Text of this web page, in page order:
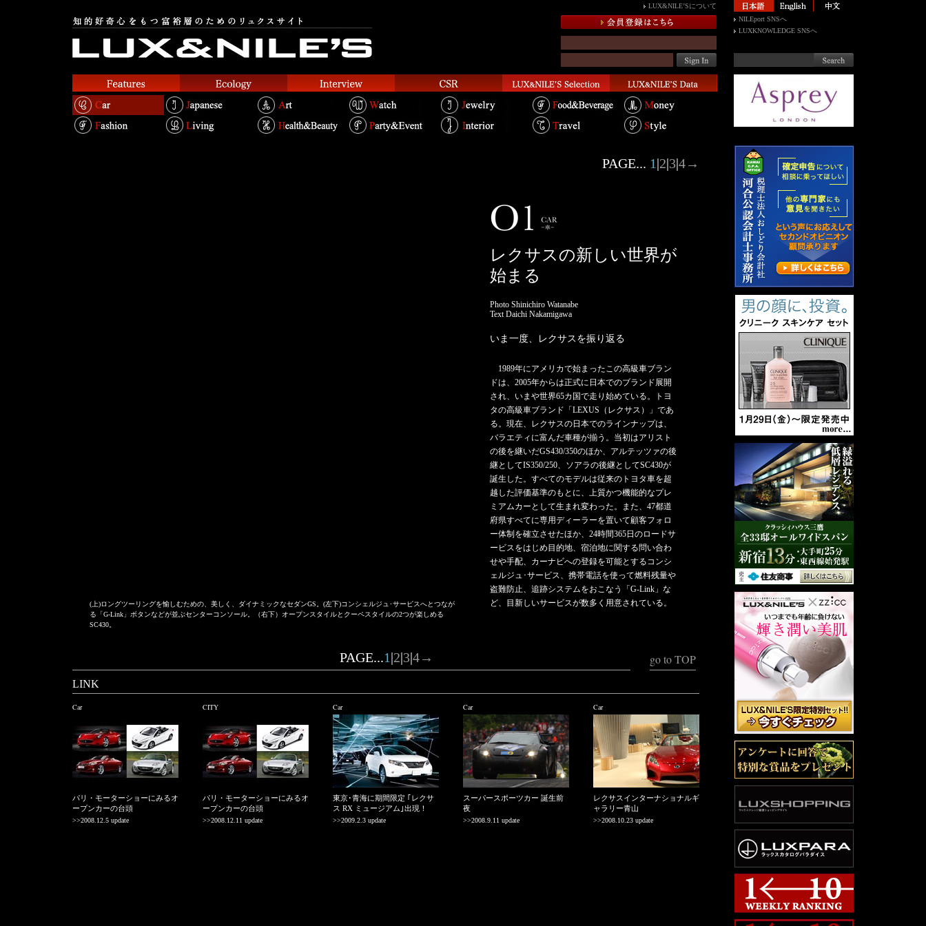
LUX&NILE’Sについて
NILEport SNSへ
LUXKNOWLEDGE SNSへ
PAGE... 1|2|3|4→
(上)ロングツーリングを愉しむための、美しく、ダイナミックなセダンGS。(左下)コンシェルジュ･サービスへとつなが
る「G-Link」ボタンなどが並ぶセンターコンソール。（右下）オープンスタイルとクーペスタイルの2つが楽しめる
SC430。
レクサスの新しい世界が
始まる
Photo Shinichiro Watanabe
Text Daichi Nakamigawa
いま一度、レクサスを振り返る
1989年にアメリカで始まったこの高級車ブラン
ドは、2005年からは正式に日本でのブランド展開
され、いまや世界65カ国で走り始めている。トヨ
タの高級車ブランド「LEXUS（レクサス）」であ
る。現在、レクサスの日本でのラインナップは、
バラエティに富んだ車種が揃う。当初はアリスト
の後を継いだGS430/350のほか、アルテッツァの後
継としてIS350/250、ソアラの後継としてSC430が
誕生した。すべてのモデルは従来のトヨタ車を超
越した評価基準のもとに、上質かつ機能的なプレ
ミアムカーとして生まれ変わった。また、47都道
府県すべてに専用ディーラーを置いて顧客フォロ
ー体制を確立させたほか、24時間365日のロードサ
ービスをはじめ目的地、宿泊地に関する問い合わ
せや手配、カーナビへの登録を可能とするコンシ
ェルジュ･サービス、携帯電話を使って燃料残量や
盗難防止、追跡システムをおこなう「G-Link」な
ど、目新しいサービスが数多く用意されている。
go to TOP
PAGE...1|2|3|4→
LINK
Car
パリ・モーターショーにみるオ
ープンカーの台頭
>>2008.12.5 update
CITY
パリ・モーターショーにみるオ
ープンカーの台頭
>>2008.12.11 update
Car
東京･青海に期間限定 ｢レクサ
ス RX ミュージアム｣出現！
>>2009.2.3 update
Car
スーパースポーツカー 誕生前
夜
>>2008.9.11 update
Car
レクサスインターナショナルギ
ャラリー青山
>>2008.10.23 update